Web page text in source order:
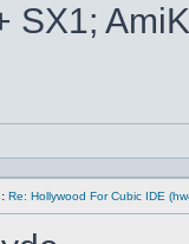
SX1;
Re: Hollywood For Cubic IDE